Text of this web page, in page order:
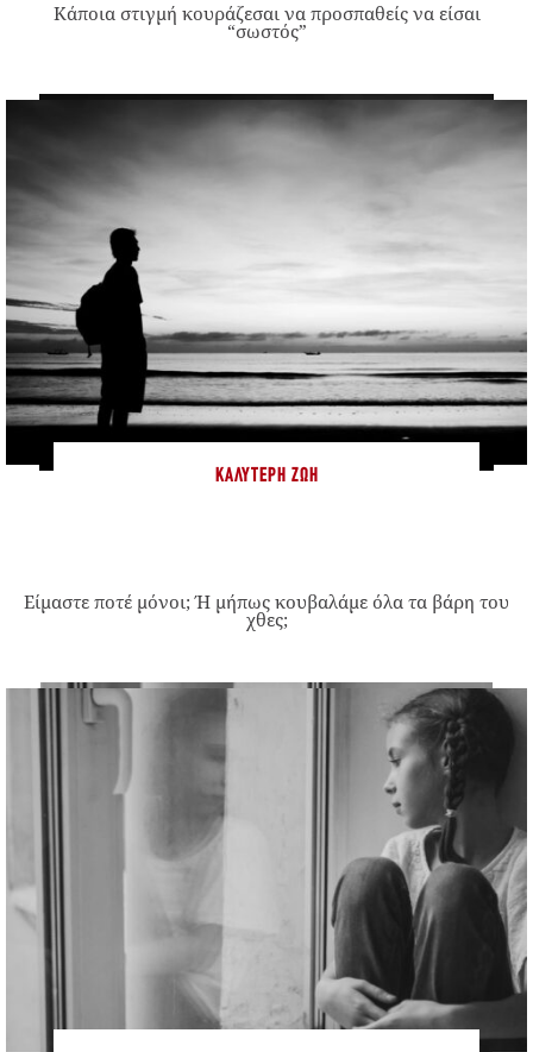
Κάποια στιγμή κουράζεσαι να προσπαθείς να είσαι
“σωστός”
ΚΑΛΎΤΕΡΗ ΖΩΉ
Είμαστε ποτέ μόνοι; Ή μήπως κουβαλάμε όλα τα βάρη του
χθες;